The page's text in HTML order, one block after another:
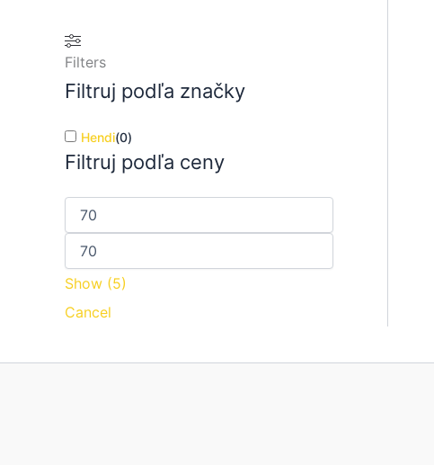
Filters
Filtruj podľa značky
Hendi(0)
Filtruj podľa ceny
Show (5)
Cancel